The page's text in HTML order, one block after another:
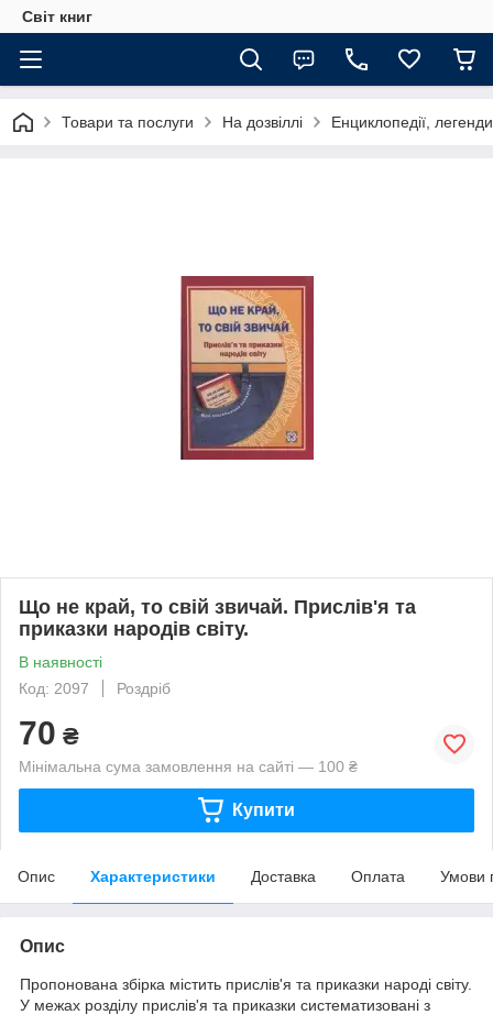
Світ книг
Товари та послуги На дозвіллі Енциклопедії,
Що не край, то свій звичай. Прислів'я та
приказки народів світу.
В наявності
Код: 2097
Роздріб
70 ₴
Мінімальна сума замовлення на сайті — 100 ₴
Купити
Опис Характеристики Доставка Оплата Умови
Опис
Пропонована збірка містить прислів'я та приказки народі світу.
У межах розділу прислів'я та приказки систематизовані з